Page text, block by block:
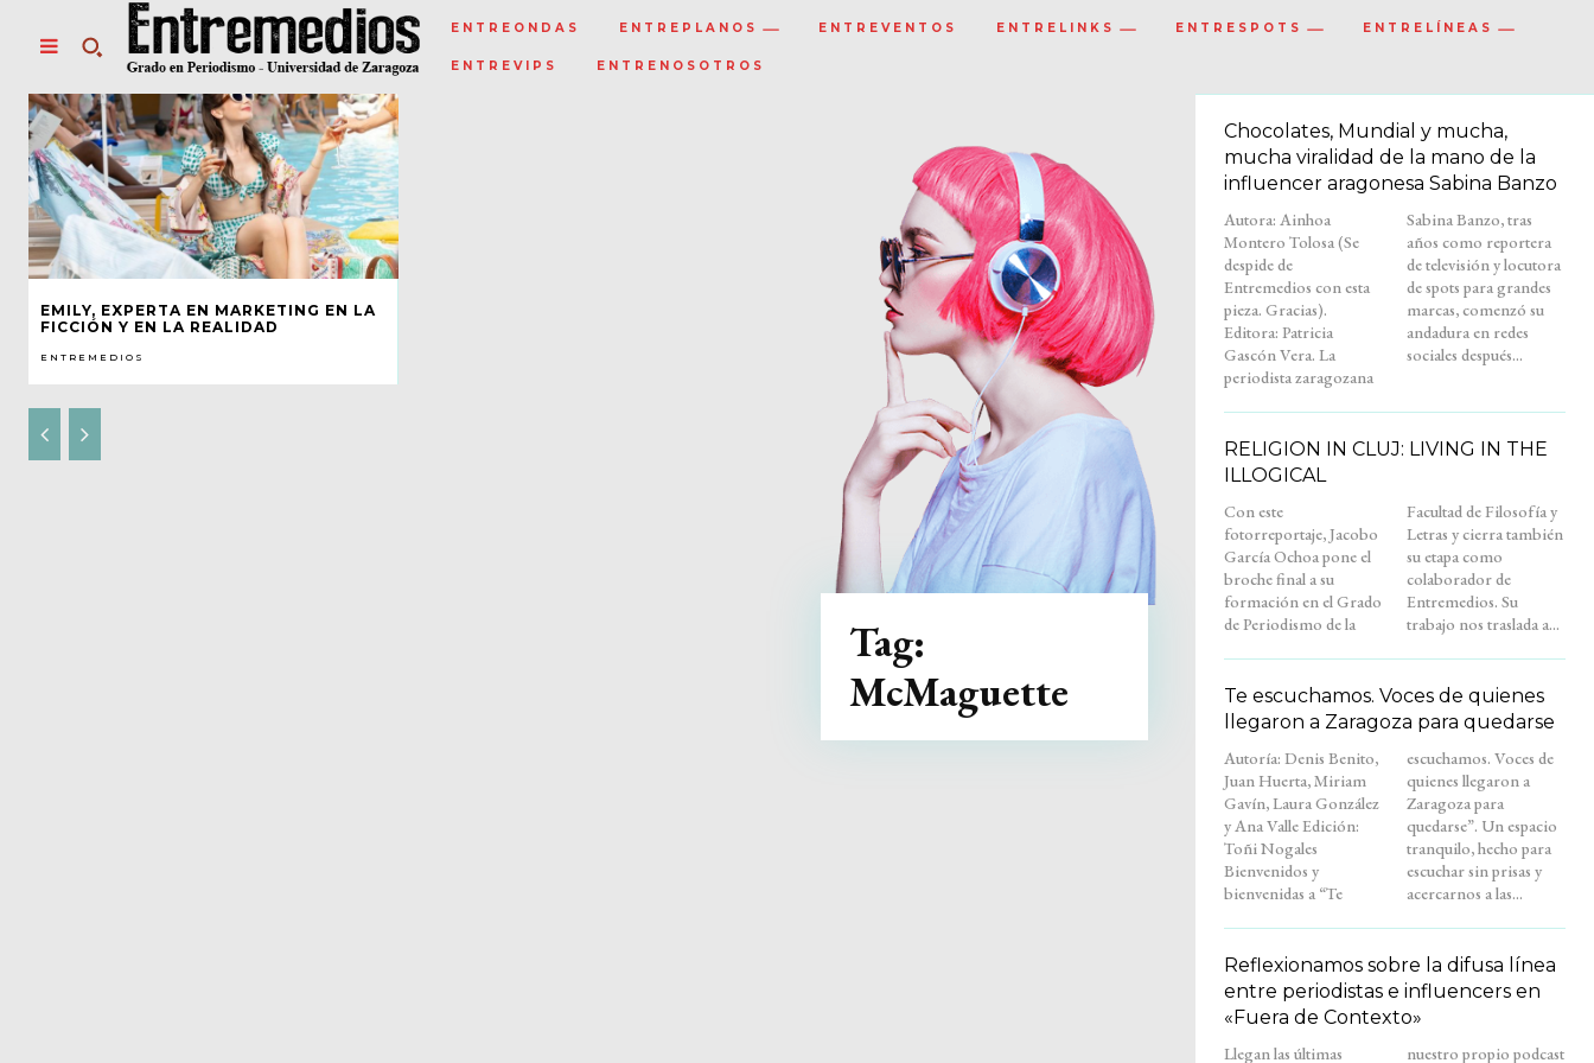
ENTREONDAS ENTREPLANOS ENTREVENTOS ENTRELINKS ENTRESPOTS ENTRELÍNEAS
ENTREVIPS ENTRENOSOTROS
EMILY, EXPERTA EN MARKETING EN LA
FICCIÓN Y EN LA REALIDAD
ENTREMEDIOS
Tag:
McMaguette
Chocolates, Mundial y mucha,
mucha viralidad de la mano de la
influencer aragonesa Sabina Banzo
Autora: Ainhoa
Montero Tolosa (Se
despide de
Entremedios con esta
pieza. Gracias).
Editora: Patricia
Gascón Vera. La
periodista zaragozana
Sabina Banzo, tras
años como reportera
de televisión y locutora
de spots para grandes
marcas, comenzó su
andadura en redes
sociales después...
RELIGION IN CLUJ: LIVING IN THE
ILLOGICAL
Con este
fotorreportaje, Jacobo
García Ochoa pone el
broche final a su
formación en el Grado
de Periodismo de la
Facultad de Filosofía y
Letras y cierra también
su etapa como
colaborador de
Entremedios. Su
trabajo nos traslada a...
Te escuchamos. Voces de quienes
llegaron a Zaragoza para quedarse
Autoría: Denis Benito,
Juan Huerta, Miriam
Gavín, Laura González
y Ana Valle Edición:
Toñi Nogales
Bienvenidos y
bienvenidas a “Te
escuchamos. Voces de
quienes llegaron a
Zaragoza para
quedarse”. Un espacio
tranquilo, hecho para
escuchar sin prisas y
acercarnos a las...
Reflexionamos sobre la difusa línea
entre periodistas e influencers en
«Fuera de Contexto»
Llegan las últimas
nuestro propio podcast